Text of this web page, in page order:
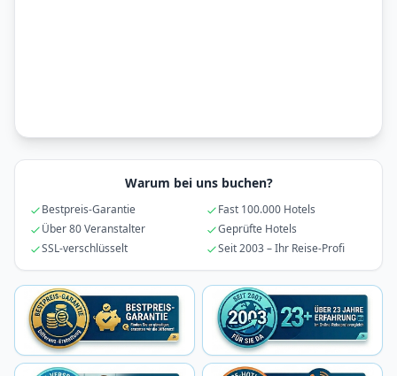
Warum bei uns buchen?
Bestpreis-Garantie
Fast 100.000 Hotels
Über 80 Veranstalter
Geprüfte Hotels
SSL-verschlüsselt
Seit 2003 – Ihr Reise-Profi